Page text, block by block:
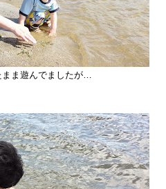
ま遊んでましたが…